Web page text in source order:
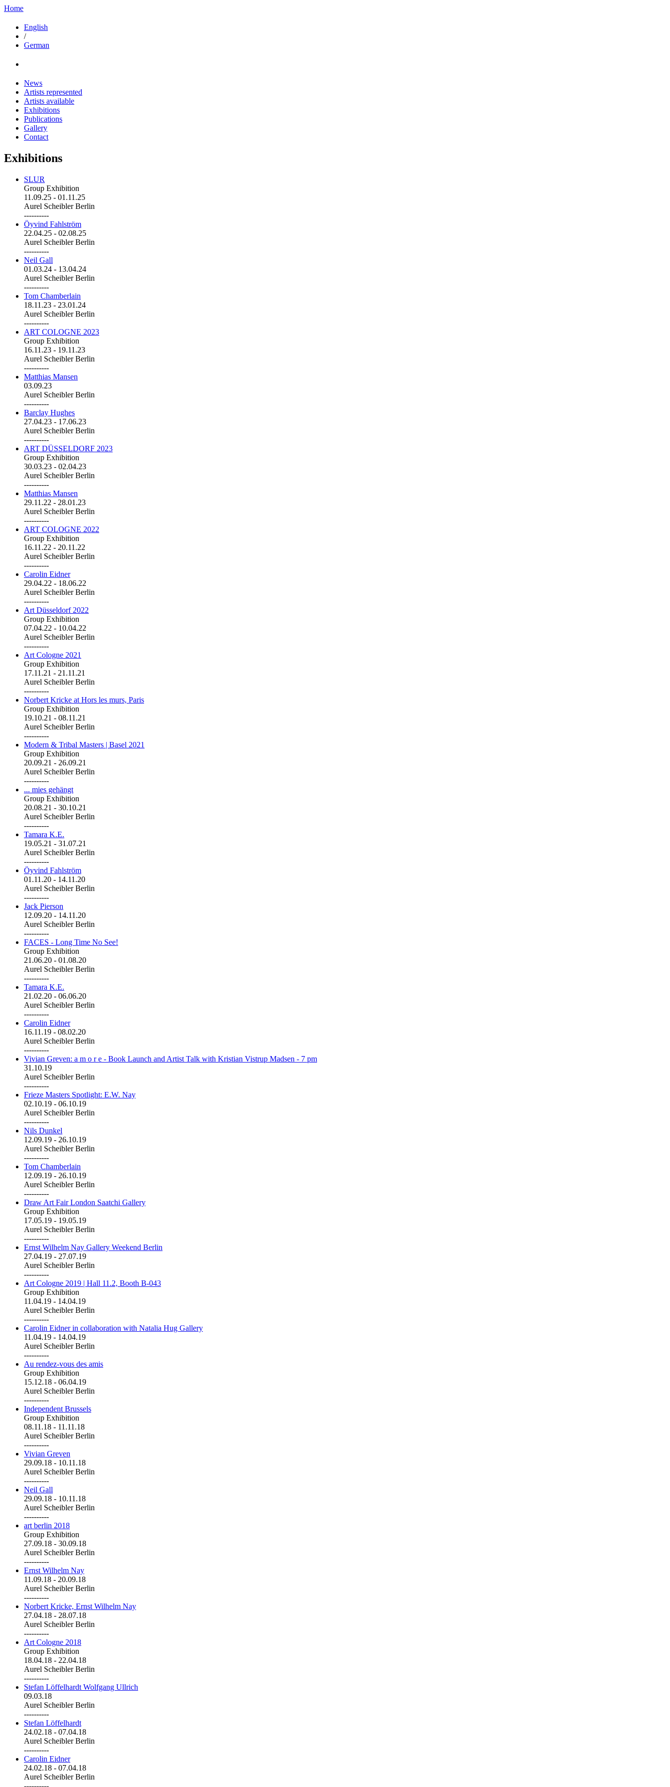
Home
English
/
German
News
Artists represented
Artists available
Exhibitions
Publications
Gallery
Contact
Exhibitions
SLUR
Group Exhibition
11.09.25 - 01.11.25
Aurel Scheibler Berlin
----------
Öyvind Fahlström
22.04.25 - 02.08.25
Aurel Scheibler Berlin
----------
Neil Gall
01.03.24 - 13.04.24
Aurel Scheibler Berlin
----------
Tom Chamberlain
18.11.23 - 23.01.24
Aurel Scheibler Berlin
----------
ART COLOGNE 2023
Group Exhibition
16.11.23 - 19.11.23
Aurel Scheibler Berlin
----------
Matthias Mansen
03.09.23
Aurel Scheibler Berlin
----------
Barclay Hughes
27.04.23 - 17.06.23
Aurel Scheibler Berlin
----------
ART DÜSSELDORF 2023
Group Exhibition
30.03.23 - 02.04.23
Aurel Scheibler Berlin
----------
Matthias Mansen
29.11.22 - 28.01.23
Aurel Scheibler Berlin
----------
ART COLOGNE 2022
Group Exhibition
16.11.22 - 20.11.22
Aurel Scheibler Berlin
----------
Carolin Eidner
29.04.22 - 18.06.22
Aurel Scheibler Berlin
----------
Art Düsseldorf 2022
Group Exhibition
07.04.22 - 10.04.22
Aurel Scheibler Berlin
----------
Art Cologne 2021
Group Exhibition
17.11.21 - 21.11.21
Aurel Scheibler Berlin
----------
Norbert Kricke at Hors les murs, Paris
Group Exhibition
19.10.21 - 08.11.21
Aurel Scheibler Berlin
----------
Modern & Tribal Masters | Basel 2021
Group Exhibition
20.09.21 - 26.09.21
Aurel Scheibler Berlin
----------
... mies gehängt
Group Exhibition
20.08.21 - 30.10.21
Aurel Scheibler Berlin
----------
Tamara K.E.
19.05.21 - 31.07.21
Aurel Scheibler Berlin
----------
Öyvind Fahlström
01.11.20 - 14.11.20
Aurel Scheibler Berlin
----------
Jack Pierson
12.09.20 - 14.11.20
Aurel Scheibler Berlin
----------
FACES - Long Time No See!
Group Exhibition
21.06.20 - 01.08.20
Aurel Scheibler Berlin
----------
Tamara K.E.
21.02.20 - 06.06.20
Aurel Scheibler Berlin
----------
Carolin Eidner
16.11.19 - 08.02.20
Aurel Scheibler Berlin
----------
Vivian Greven: a m o r e - Book Launch and Artist Talk with Kristian Vistrup Madsen - 7 pm
31.10.19
Aurel Scheibler Berlin
----------
Frieze Masters Spotlight: E.W. Nay
02.10.19 - 06.10.19
Aurel Scheibler Berlin
----------
Nils Dunkel
12.09.19 - 26.10.19
Aurel Scheibler Berlin
----------
Tom Chamberlain
12.09.19 - 26.10.19
Aurel Scheibler Berlin
----------
Draw Art Fair London Saatchi Gallery
Group Exhibition
17.05.19 - 19.05.19
Aurel Scheibler Berlin
----------
Ernst Wilhelm Nay Gallery Weekend Berlin
27.04.19 - 27.07.19
Aurel Scheibler Berlin
----------
Art Cologne 2019 | Hall 11.2, Booth B-043
Group Exhibition
11.04.19 - 14.04.19
Aurel Scheibler Berlin
----------
Carolin Eidner in collaboration with Natalia Hug Gallery
11.04.19 - 14.04.19
Aurel Scheibler Berlin
----------
Au rendez-vous des amis
Group Exhibition
15.12.18 - 06.04.19
Aurel Scheibler Berlin
----------
Independent Brussels
Group Exhibition
08.11.18 - 11.11.18
Aurel Scheibler Berlin
----------
Vivian Greven
29.09.18 - 10.11.18
Aurel Scheibler Berlin
----------
Neil Gall
29.09.18 - 10.11.18
Aurel Scheibler Berlin
----------
art berlin 2018
Group Exhibition
27.09.18 - 30.09.18
Aurel Scheibler Berlin
----------
Ernst Wilhelm Nay
11.09.18 - 20.09.18
Aurel Scheibler Berlin
----------
Norbert Kricke, Ernst Wilhelm Nay
27.04.18 - 28.07.18
Aurel Scheibler Berlin
----------
Art Cologne 2018
Group Exhibition
18.04.18 - 22.04.18
Aurel Scheibler Berlin
----------
Stefan Löffelhardt Wolfgang Ullrich
09.03.18
Aurel Scheibler Berlin
----------
Stefan Löffelhardt
24.02.18 - 07.04.18
Aurel Scheibler Berlin
----------
Carolin Eidner
24.02.18 - 07.04.18
Aurel Scheibler Berlin